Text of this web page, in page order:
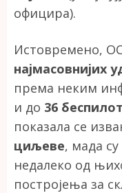
официра).
Истовремено,
најмасовнијих
према неким
и до 36
показала се
циљеве, мада
недалеко од
постројења за